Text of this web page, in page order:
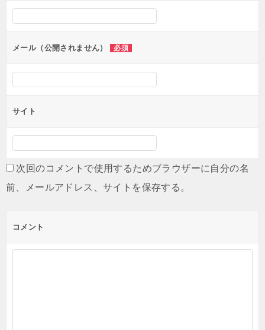
ー
ョ
ン
メール（公開されません） 必須
サイト
次回のコメントで使用するためブラウザーに自分の名
前、メールアドレス、サイトを保存する。
コメント